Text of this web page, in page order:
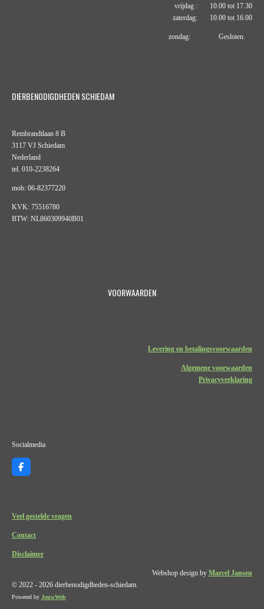
vrijdag : 10.00 tot 17.30
zaterdag: 10.00 tot 16.00
zondag: Gesloten.
DIERBENODIGDHEDEN SCHIEDAM
Rembrandtlaan 8 B
3117 VJ Schiedam
Nederland
tel. 010-2238264
mob: 06-82377220
KVK: 75516780
BTW: NL860309940B01
VOORWAARDEN
Levering en betalingsvoorwaarden
Algemene voorwaarden
Privacyverklaring
Socialmedia
F
a
o
Veel gestelde vragen
Contact
Disclaimer
Webshop design by Marcel Jansen
© 2022 - 2026 dierbenodigdheden-schiedam.
Powered by JouwWeb